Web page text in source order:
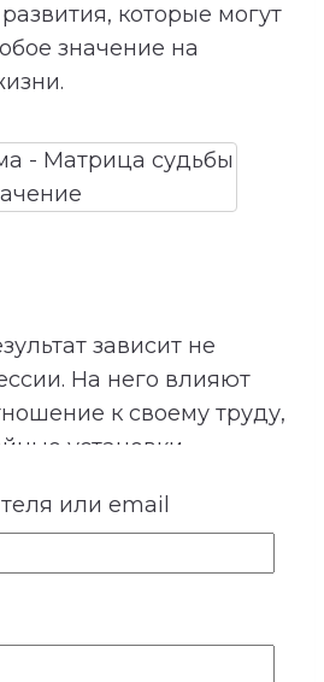
которые могут
значение на
зависит не
На него влияют
к своему труду,
установки,
«Деньги»
направления
или email